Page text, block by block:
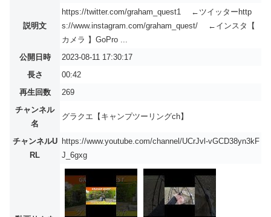
説明文
https://twitter.com/graham_quest1 ←ツイッターhttp
s://www.instagram.com/graham_quest/ ←インスタ【
カメラ 】GoPro ...
公開日時
2023-08-11 17:30:17
長さ
00:42
再生回数
269
チャンネル
名
グラクエ【キャンプツーリングch】
チャンネルU
RL
https://www.youtube.com/channel/UCrJvl-vGCD38yn3kF
J_6gxg